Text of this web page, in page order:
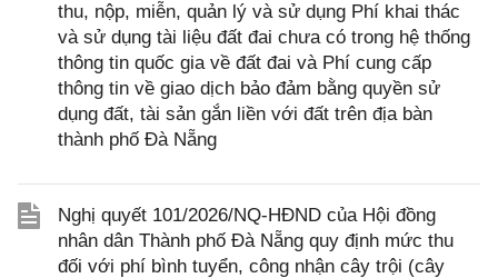
thu, nộp, miễn, quản lý và sử dụng Phí khai thác
và sử dụng tài liệu đất đai chưa có trong hệ thống
thông tin quốc gia về đất đai và Phí cung cấp
thông tin về giao dịch bảo đảm bằng quyền sử
dụng đất, tài sản gắn liền với đất trên địa bàn
thành phố Đà Nẵng
Nghị quyết 101/2026/NQ-HĐND của Hội đồng
nhân dân Thành phố Đà Nẵng quy định mức thu
đối với phí bình tuyển, công nhận cây trội (cây